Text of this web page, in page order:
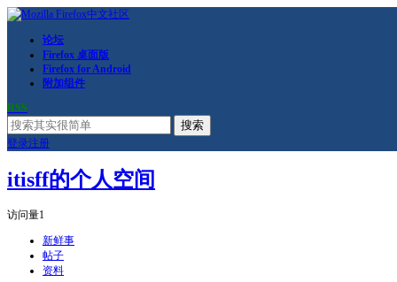
论坛
Firefox 桌面版
Firefox for Android
附加组件
RSS
搜索
登录注册
itisff的个人空间
访问量1
新鲜事
帖子
资料